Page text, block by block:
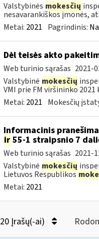
Valstybinės mokesčių
nesavarankiškos įmonės,
Metai: 2021 Pagrindinis:
Dėl teisės akto
Web turinio sąrašas 2021-
Valstybinė mokesčių
VMI prie FM viršininko 2021
Metai: 2021 Mokesčių
Informacinis
ir55-1 straipsnio 7
Web turinio sąrašas 2021-
Valstybinė mokesčių
Lietuvos Respublikos
Metai: 2021
20 Įrašų(-ai)